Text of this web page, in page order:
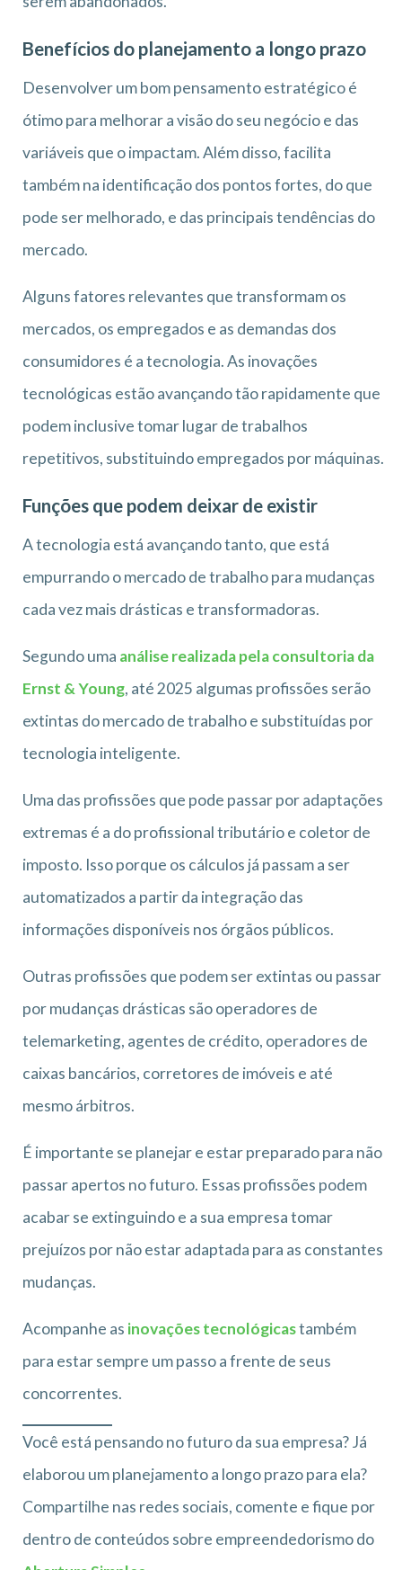
Benefícios do planejamento a longo prazo
Desenvolver um bom pensamento estratégico é
ótimo para melhorar a visão do seu negócio e das
variáveis que o impactam. Além disso, facilita
também na identificação dos pontos fortes, do que
pode ser melhorado, e das principais tendências do
mercado.
Alguns fatores relevantes que transformam os
mercados, os empregados e as demandas dos
consumidores é a tecnologia. As inovações
tecnológicas estão avançando tão rapidamente que
podem inclusive tomar lugar de trabalhos
repetitivos, substituindo empregados por máquinas.
Funções que podem deixar de existir
A tecnologia está avançando tanto, que está
empurrando o mercado de trabalho para mudanças
cada vez mais drásticas e transformadoras.
Segundo uma análise realizada pela consultoria da
Ernst & Young, até 2025 algumas profissões serão
extintas do mercado de trabalho e substituídas por
tecnologia inteligente.
Uma das profissões que pode passar por adaptações
extremas é a do profissional tributário e coletor de
imposto. Isso porque os cálculos já passam a ser
automatizados a partir da integração das
informações disponíveis nos órgãos públicos.
Outras profissões que podem ser extintas ou passar
por mudanças drásticas são operadores de
telemarketing, agentes de crédito, operadores de
caixas bancários, corretores de imóveis e até
mesmo árbitros.
É importante se planejar e estar preparado para não
passar apertos no futuro. Essas profissões podem
acabar se extinguindo e a sua empresa tomar
prejuízos por não estar adaptada para as constantes
mudanças.
Acompanhe as inovações tecnológicastambém
para estar sempre um passo a frente de seus
concorrentes.
Você está pensando no futuro da sua empresa? Já
elaborou um planejamento a longo prazo para ela?
Compartilhe nas redes sociais, comente e fique por
dentro de conteúdos sobre empreendedorismo do